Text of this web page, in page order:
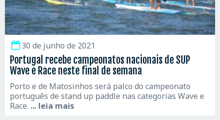
30 de junho de 2021
Portugal recebe campeonatos nacionais de SUP
Wave e Race neste final de semana
Porto e de Matosinhos será palco do campeonato
português de stand up paddle nas categorias Wave e
Race. ... leia mais